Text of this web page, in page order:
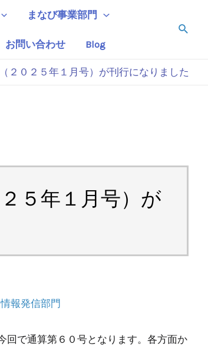
まなび事業部門
お問い合わせ Blog
検
２０２５年１月号）が刊行になりました
５年１月号）が
情報発信部門
回で通算第６０号となります。各方面か